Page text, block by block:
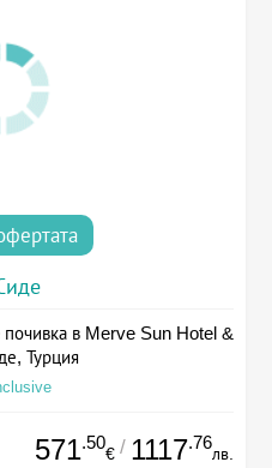
в Merve Sun Hotel &
Турция
571.50
€ / 1117.76
лв.